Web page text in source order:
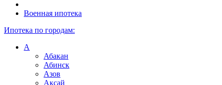
Военная ипотека
Ипотека по городам:
А
Абакан
Абинск
Азов
Аксай